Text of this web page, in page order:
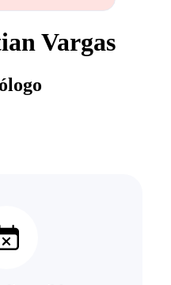
Vargas